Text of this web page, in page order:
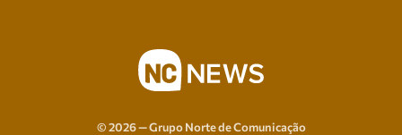
© 2026 — Grupo Norte de Comunicação